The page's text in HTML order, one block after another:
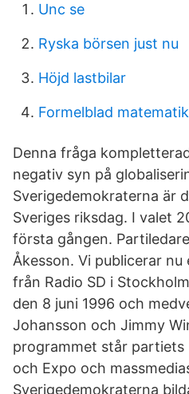
Unc se
Ryska börsen just nu
Höjd lastbilar
Formelblad
Denna fråga
negativ syn på
Sverigedemokraterna är
Sveriges riksdag. I valet
första gången.
Åkesson. Vi publicerar
från Radio SD i
den 8 juni 1996 och
Johansson och Jimmy
programmet står partiets
och Expo och
Sverigedemokraterna